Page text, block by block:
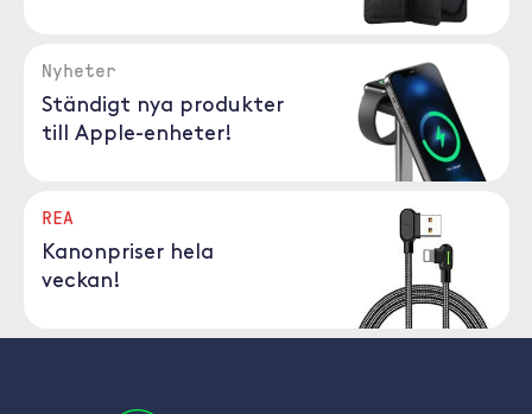
Nyheter
Ständigt nya produkter
till Apple-enheter!
REA
Kanonpriser hela
veckan!